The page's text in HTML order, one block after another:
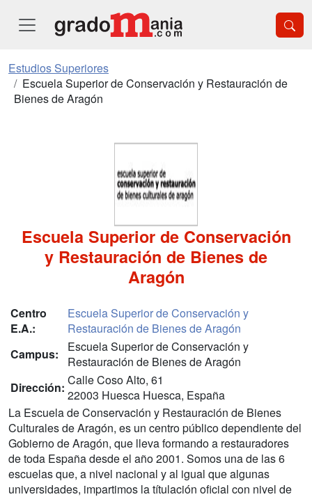
Estudios Superiores
Escuela Superior de Conservación y Restauración de
Bienes de Aragón
Escuela Superior de Conservación
y Restauración de Bienes de
Aragón
Centro
E.A.:
Escuela Superior de Conservación y
Restauración de Bienes de Aragón
Campus:
Escuela Superior de Conservación y
Restauración de Bienes de Aragón
Dirección: Calle Coso Alto, 61
22003 Huesca Huesca, España
La Escuela de Conservación y Restauración de Bienes
Culturales de Aragón, es un centro público dependiente del
Gobierno de Aragón, que lleva formando a restauradores
de toda España desde el año 2001. Somos una de las 6
escuelas que, a nivel nacional y al igual que algunas
universidades, impartimos la títulación oficial con nivel de